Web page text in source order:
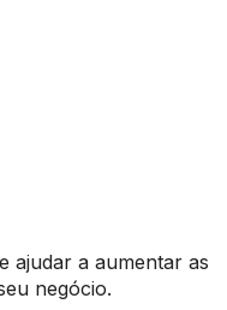
ajudar a aumentar as
negócio.